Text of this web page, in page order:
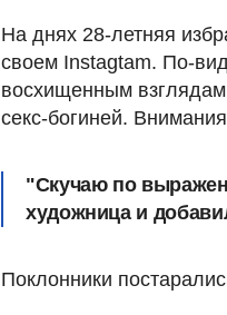
На днях 28-летняя
своем Instagtam. По-
восхищенным
секс-богиней.
"Скучаю по
художница и
Поклонники